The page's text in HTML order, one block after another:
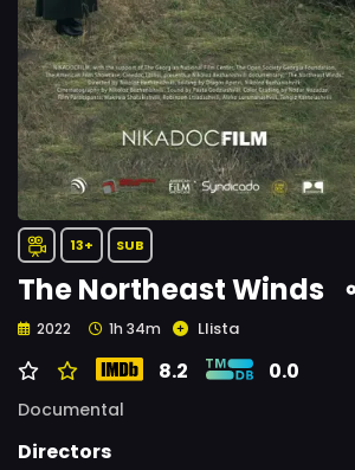
13+ SUB
The Northeast Winds
2022 1h 34m Llista
8.2 0.0
Documental
Directors